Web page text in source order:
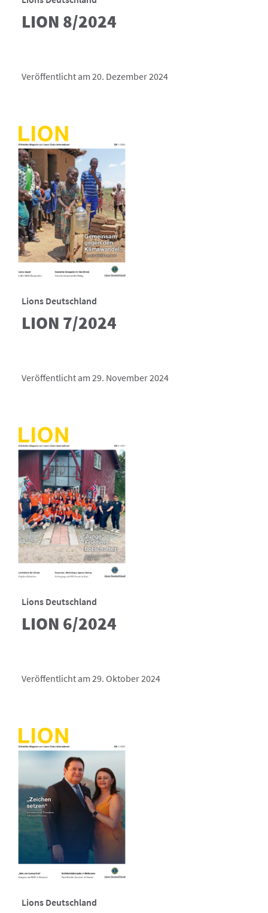
LION 8/2024
Veröffentlicht am 20. Dezember 2024
Lions Deutschland
LION 7/2024
Veröffentlicht am 29. November 2024
Lions Deutschland
LION 6/2024
Veröffentlicht am 29. Oktober 2024
Lions Deutschland